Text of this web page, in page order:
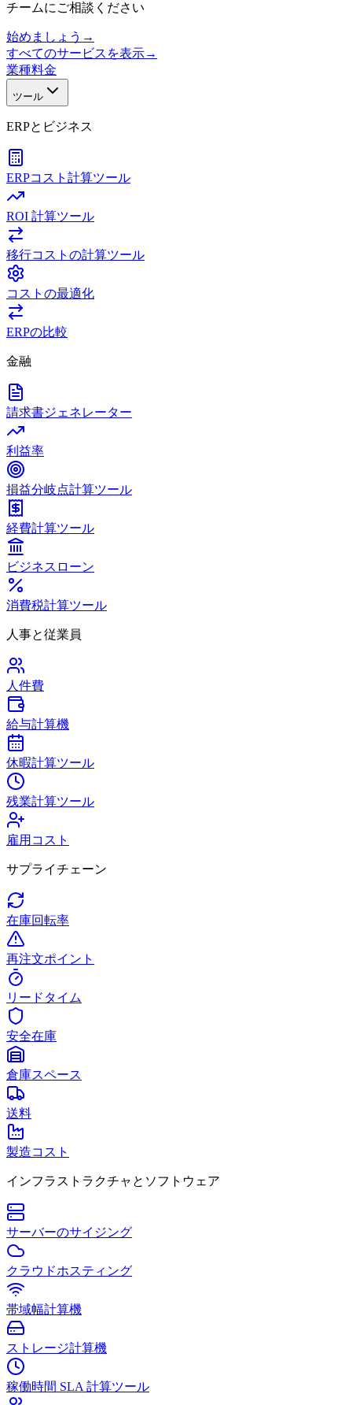
チームにご相談ください
始めましょう →
すべてのサービスを表示→
業種料金
ツール
ERPとビジネス
ERPコスト計算ツール
ROI 計算ツール
移行コストの計算ツール
コストの最適化
ERPの比較
金融
請求書ジェネレーター
利益率
損益分岐点計算ツール
経費計算ツール
ビジネスローン
消費税計算ツール
人事と従業員
人件費
給与計算機
休暇計算ツール
残業計算ツール
雇用コスト
サプライチェーン
在庫回転率
再注文ポイント
リードタイム
安全在庫
倉庫スペース
送料
製造コスト
インフラストラクチャとソフトウェア
サーバーのサイジング
クラウドホスティング
帯域幅計算機
ストレージ計算機
稼働時間 SLA 計算ツール